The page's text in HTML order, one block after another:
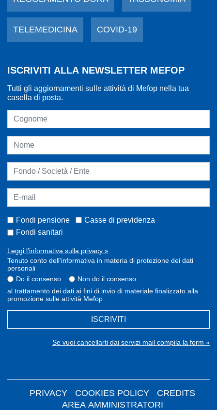
TELEMEDICINA COVID-19
ISCRIVITI ALLA NEWSLETTER MEFOP
Tutti gli aggiornamenti sulle attività di Mefop nella tua
casella di posta.
Fondi pensione
Casse di previdenza
Fondi sanitari
Leggi l'informativa sulla privacy »
Tenuto conto dell'informativa in materia di protezione dei dati
personali
Do il consenso
Non do il consenso
al trattamento dei dati ai fini di invio di materiale finalizzato alla
promozione sulle attività Mefop
ISCRIVITI
Se vuoi cancellarti dai servizi mail compila la form »
PRIVACY COOKIES POLICY
CREDITS
AREA AMMINISTRATORI